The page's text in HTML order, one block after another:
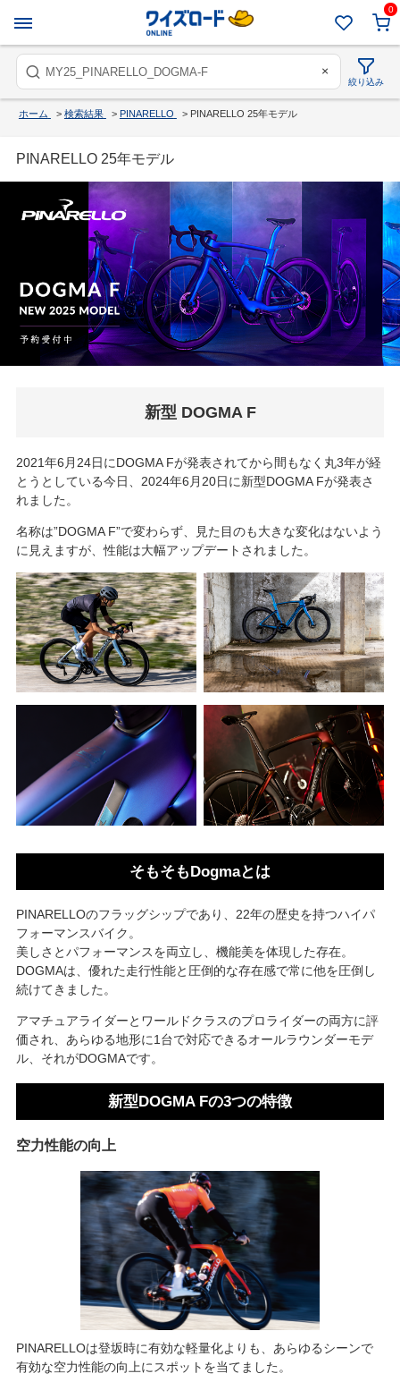
0
×
絞り込み
ホーム > 検索結果 > PINARELLO > PINARELLO 25年モデル
PINARELLO 25年モデル
新型 DOGMA F
2021年6月24日にDOGMA Fが発表されてから間もなく丸3年が経
とうとしている今日、2024年6月20日に新型DOGMA Fが発表さ
れました。
名称は”DOGMA F”で変わらず、見た目のも大きな変化はないよう
に見えますが、性能は大幅アップデートされました。
そもそもDogmaとは
PINARELLOのフラッグシップであり、22年の歴史を持つハイパ
フォーマンスバイク。
美しさとパフォーマンスを両立し、機能美を体現した存在。
DOGMAは、優れた走行性能と圧倒的な存在感で常に他を圧倒し
続けてきました。
アマチュアライダーとワールドクラスのプロライダーの両方に評
価され、あらゆる地形に1台で対応できるオールラウンダーモデ
ル、それがDOGMAです。
新型DOGMA Fの3つの特徴
空力性能の向上
PINARELLOは登坂時に有効な軽量化よりも、あらゆるシーンで
有効な空力性能の向上にスポットを当てました。